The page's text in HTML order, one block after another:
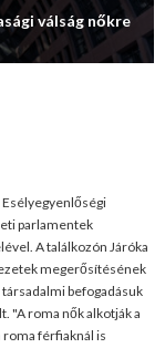
válság nőkre
Esélyegyenlőségi
parlamentek
A találkozón Járóka
megerősítésének
befogadásuk
"A roma nők alkotják a
roma férfiaknál is